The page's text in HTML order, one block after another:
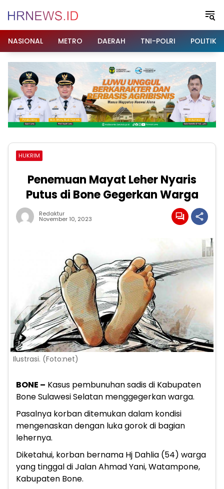
NASIONAL
METRO DAERAH TNI-POLRI POLITIK
HUKRIM
Penemuan Mayat Leher Nyaris
Putus di Bone Gegerkan Warga
Redaktur
November 10, 2023
Ilustrasi. (Foto:net)
BONE – Kasus pembunuhan sadis di Kabupaten
Bone Sulawesi Selatan menggegerkan warga.
Pasalnya korban ditemukan dalam kondisi
mengenaskan dengan luka gorok di bagian
lehernya.
Diketahui, korban bernama Hj Dahlia (54) warga
yang tinggal di Jalan Ahmad Yani, Watampone,
Kabupaten Bone.